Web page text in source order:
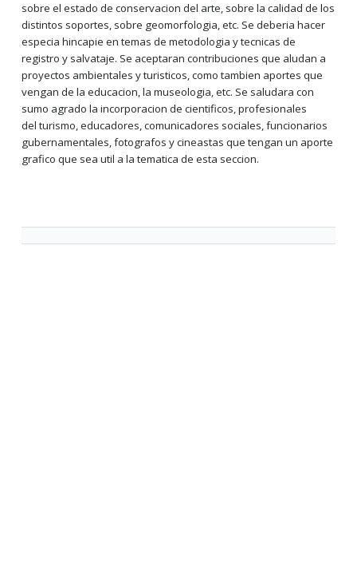
sobre el estado de conservacion del arte, sobre la calidad de los
distintos soportes, sobre geomorfologia, etc. Se deberia hacer
especia hincapie en temas de metodologia y tecnicas de
registro y salvataje. Se aceptaran contribuciones que aludan a
proyectos ambientales y turisticos, como tambien aportes que
vengan de la educacion, la museologia, etc. Se saludara con
sumo agrado la incorporacion de cientificos, profesionales
del turismo, educadores, comunicadores sociales, funcionarios
gubernamentales, fotografos y cineastas que tengan un aporte
grafico que sea util a la tematica de esta seccion.